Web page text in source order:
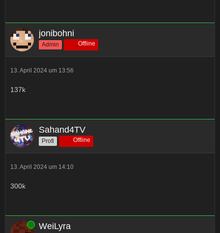
jonibohni
Admin Offline
13. April 2024 um 13:56
137k
Sahand4TV
Profi Offline
13. April 2024 um 14:10
300k
Online WeiLyra